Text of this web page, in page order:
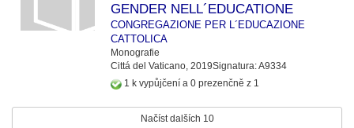
GENDER NELL´EDUCATIONE
CONGREGAZIONE PER L´EDUCAZIONE
CATTOLICA
Monografie
Cittá del Vaticano, 2019Signatura:A9334
1 k vypůjčení a 0 prezenčně z 1
Načíst dalších 10